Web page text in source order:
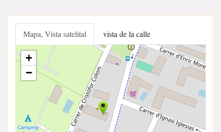
Mapa, Vista satelital vista de la calle
+
−